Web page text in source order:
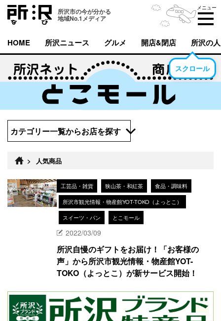
所沢市の今が分かる
地域No.1メディア
メニュー
HOME 所沢ニュース グルメ 開店&閉店 所沢の人
スクロール
カテゴリー一覧からお店を探す
> 人気商品
工芸品・雑貨 狭山茶・和紅茶
食品・調味料
所沢市観光情報・物産館YOT-TOKO（よっとこ）
スイーツ・パン
とこモール
2022/03/09
所沢自慢のギフトをお届け！「お客様の
声」から所沢市観光情報・物産館YOT-
TOKO（よっとこ）が新サービス開始！